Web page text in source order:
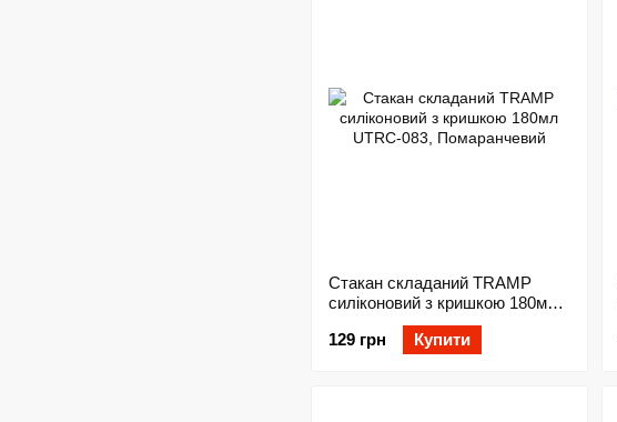
Стакан складаний TRAMP
силіконовий з кришкою 180мл
UTRC-083, Помаранчевий
129 грн
Купити